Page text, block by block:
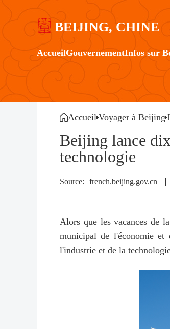
BEIJING, CHINE
AccueilGouvernementInfos sur
Accueil Voyager à Beijing
Beijing lance
technologie
french.beijing.gov.cn
Alors que les vacances de
municipal de l'économie et
l'industrie et de la